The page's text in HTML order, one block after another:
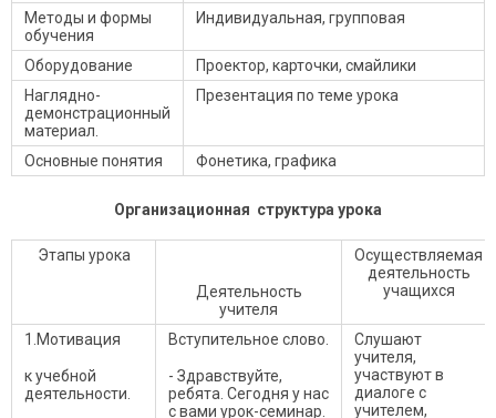
Методы и формы
обучения
Индивидуальная, групповая
Оборудование
Проектор, карточки, смайлики
Наглядно-
демонстрационный
материал.
Презентация по теме урока
Основные понятия Фонетика, графика
Организационная структура урока
Этапы урока
Деятельность
учителя
Осуществляемая
деятельность
учащихся
1.Мотивация
к учебной
деятельности.
Вступительное слово.
- Здравствуйте,
ребята. Сегодня у нас
с вами урок-семинар.
Слушают
учителя,
участвуют в
диалоге с
учителем,